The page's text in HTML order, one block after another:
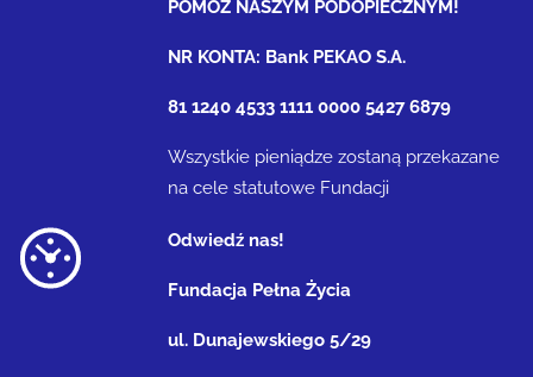
POMÓŻ NASZYM PODOPIECZNYM!
NR KONTA: Bank PEKAO S.A.
81 1240 4533 1111 0000 5427 6879
Wszystkie pieniądze zostaną przekazane
na cele statutowe Fundacji
Odwiedź nas!
Fundacja Pełna Życia
ul. Dunajewskiego 5/29